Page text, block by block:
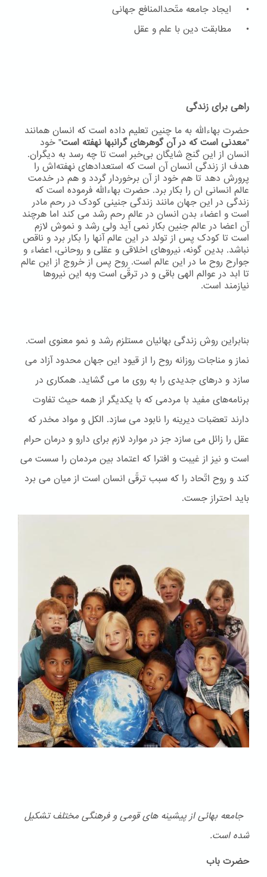
• ایجاد جامعه متّحدالمنافع جهانی
• مطابقت دین با علم و عقل
راهی برای زندگی
حضرت بهاءاللّه به ما چنین تعلیم داده است که انسان همانند
"معدنی است که در آن گوهرهای گرانبها نهفته است" خود
انسان از این گنج شایگان بی‌خبر است تا چه رسد به دیگران.
هدف از زندگی انسان آن است که استعدادهای نهفته‌اش را
پرورش دهد تا هم خود از آن برخوردار گردد و هم در خدمت
عالم انسانی ان را بکار برد. حضرت بهاءاللّه فرموده است که
زندگی در این جهان مانند زندگی جنینی کودک در رحم مادر
است و اعضاء بدن انسان در عالم رحم رشد می کند اما هرچند
آن اعضا در عالم جنین بکار نمی آید ولی رشد و نموش لازم
است تا کودک پس از تولد در این عالم آنها را بکار برد و ناقص
نباشد. بدین گونه، نیروهای اخلاقی و عقلی و روحانی، اعضاء و
جوارح روح ما در این عالم است. روح پس از خروج از این عالم
تا ابد در عوالم الهی باقی و در ترقّی است وبه اين نيروها
نيازمند است.
بنابراین روش زندگی بهائیان مستلزم رشد و نمو معنوی است.
نماز و مناجات روزانه روح را از قیود این جهان محدود آزاد می
سازد و درهای جدیدی را به روی ما می گشاید. همکاری در
برنامه‌های مفید با مردمی که با یکدیگر از همه حیث تفاوت
دارند تعصّبات دیرینه را نابود می سازد. الكل و مواد مخدر که
عقل را زائل می سازد جز در موارد لازم برای دارو و درمان حرام
است و نیز از غیبت و افترا که اعتماد بین مردمان را سست می
کند و روح اتّحاد را که سبب ترقّی انسان است از میان می برد
باید احتراز جست.
جامعه بهائی از پیشینه های قومی و فرهنگی مختلف تشكیل
شده است.
حضرت باب